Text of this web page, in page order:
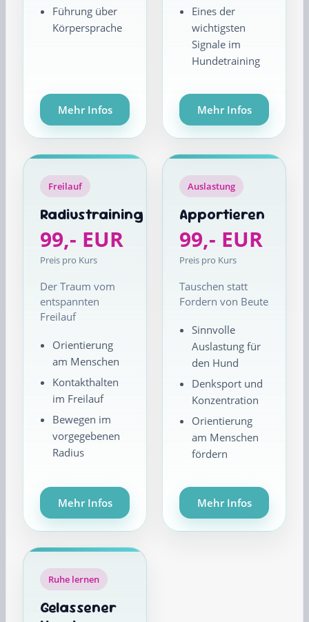
Führung über
Körpersprache
Mehr Infos
Eines der
wichtigsten
Signale im
Hundetraining
Mehr Infos
Freilauf
Radiustraining
99,- EUR
Preis pro Kurs
Der Traum vom
entspannten
Freilauf
Orientierung
am Menschen
Kontakthalten
im Freilauf
Bewegen im
vorgegebenen
Radius
Mehr Infos
Auslastung
Apportieren
99,- EUR
Preis pro Kurs
Tauschen statt
Fordern von Beute
Sinnvolle
Auslastung für
den Hund
Denksport und
Konzentration
Orientierung
am Menschen
fördern
Mehr Infos
Ruhe lernen
Gelassener